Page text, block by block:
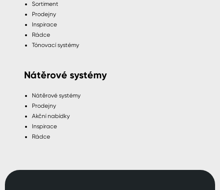
Sortiment
Prodejny
Inspirace
Rádce
Tónovací systémy
Nátěrové systémy
Nátěrové systémy
Prodejny
Akční nabídky
Inspirace
Rádce